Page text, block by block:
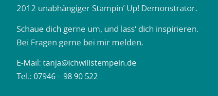
2012 unabhängiger Stampin‘ Up! Demonstrator.
Schaue dich gerne um, und lass‘ dich inspirieren.
Bei Fragen gerne bei mir melden.
E-Mail: tanja@ichwillstempeln.de
Tel.: 07946 – 98 90 522